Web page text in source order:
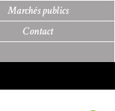
Marchés publics
Contact